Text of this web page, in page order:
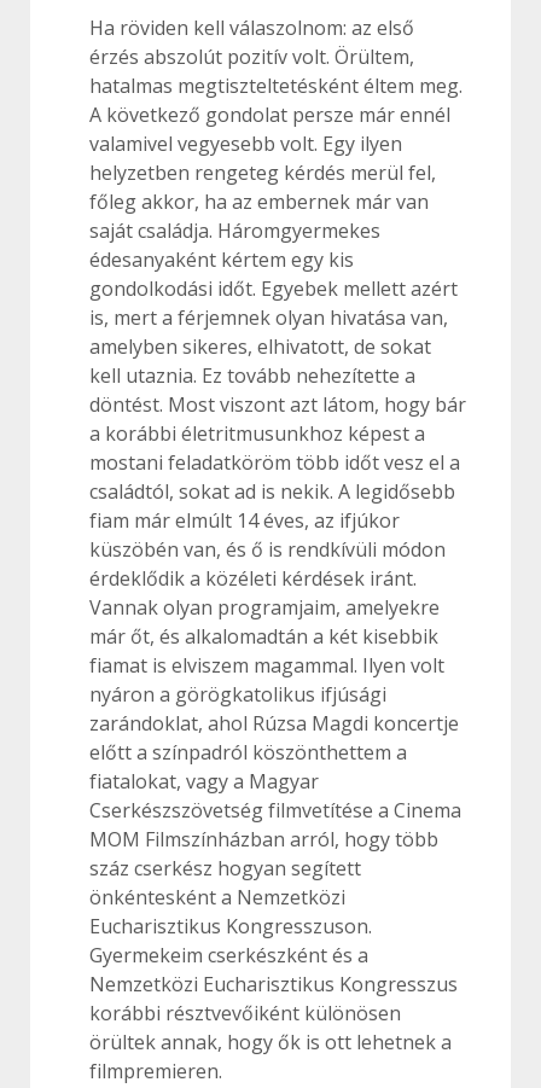
Ha röviden kell válaszolnom: az első
érzés abszolút pozitív volt. Örültem,
hatalmas megtiszteltetésként éltem meg.
A következő gondolat persze már ennél
valamivel vegyesebb volt. Egy ilyen
helyzetben rengeteg kérdés merül fel,
főleg akkor, ha az embernek már van
saját családja. Háromgyermekes
édesanyaként kértem egy kis
gondolkodási időt. Egyebek mellett azért
is, mert a férjemnek olyan hivatása van,
amelyben sikeres, elhivatott, de sokat
kell utaznia. Ez tovább nehezítette a
döntést. Most viszont azt látom, hogy bár
a korábbi életritmusunkhoz képest a
mostani feladatköröm több időt vesz el a
családtól, sokat ad is nekik. A legidősebb
fiam már elmúlt 14 éves, az ifjúkor
küszöbén van, és ő is rendkívüli módon
érdeklődik a közéleti kérdések iránt.
Vannak olyan programjaim, amelyekre
már őt, és alkalomadtán a két kisebbik
fiamat is elviszem magammal. Ilyen volt
nyáron a görögkatolikus ifjúsági
zarándoklat, ahol Rúzsa Magdi koncertje
előtt a színpadról köszönthettem a
fiatalokat, vagy a Magyar
Cserkészszövetség filmvetítése a Cinema
MOM Filmszínházban arról, hogy több
száz cserkész hogyan segített
önkéntesként a Nemzetközi
Eucharisztikus Kongresszuson.
Gyermekeim cserkészként és a
Nemzetközi Eucharisztikus Kongresszus
korábbi résztvevőiként különösen
örültek annak, hogy ők is ott lehetnek a
filmpremieren.